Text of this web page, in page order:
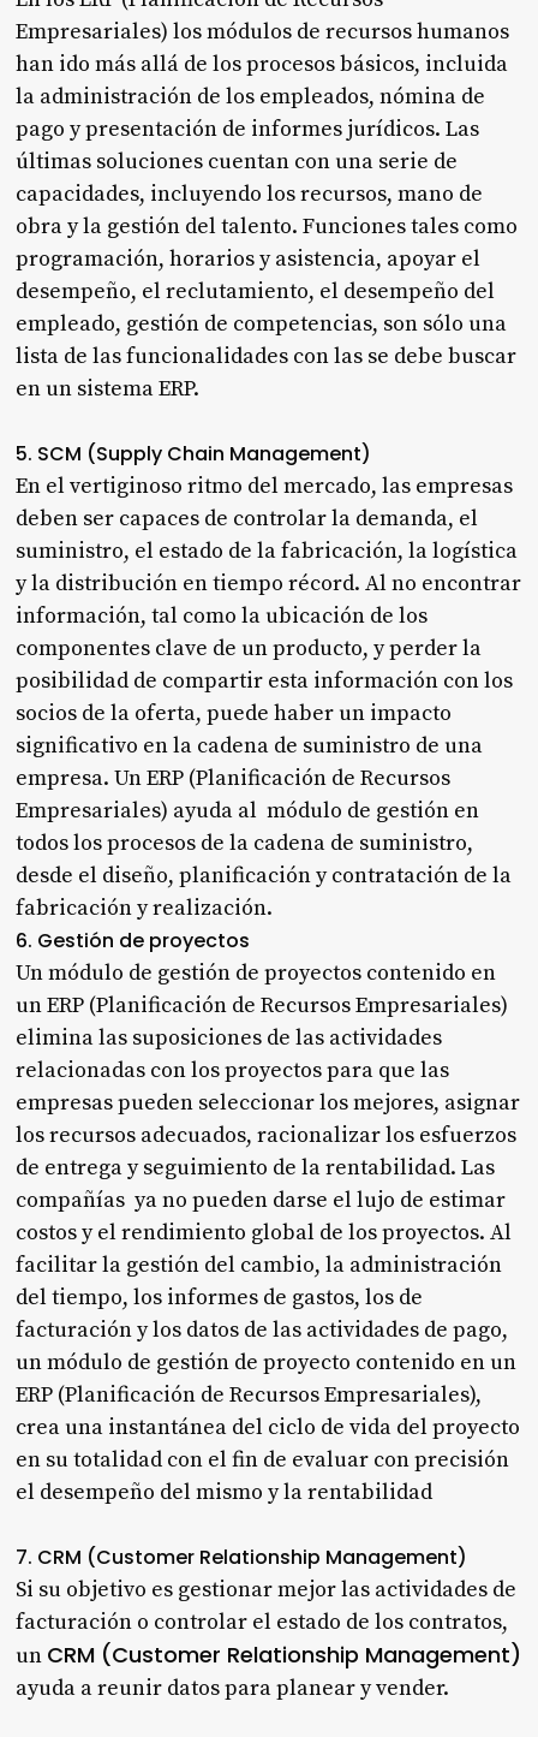
Empresariales) los módulos de recursos humanos
han ido más allá de los procesos básicos, incluida
la administración de los empleados, nómina de
pago y presentación de informes jurídicos. Las
últimas soluciones cuentan con una serie de
capacidades, incluyendo los recursos, mano de
obra y la gestión del talento. Funciones tales como
programación, horarios y asistencia, apoyar el
desempeño, el reclutamiento, el desempeño del
empleado, gestión de competencias, son sólo una
lista de las funcionalidades con las se debe buscar
en un sistema ERP.
5. SCM (Supply Chain Management)
En el vertiginoso ritmo del mercado, las empresas
deben ser capaces de controlar la demanda, el
suministro, el estado de la fabricación, la logística
y la distribución en tiempo récord. Al no encontrar
información, tal como la ubicación de los
componentes clave de un producto, y perder la
posibilidad de compartir esta información con los
socios de la oferta, puede haber un impacto
significativo en la cadena de suministro de una
empresa. Un ERP (Planificación de Recursos
Empresariales) ayuda al módulo de gestión en
todos los procesos de la cadena de suministro,
desde el diseño, planificación y contratación de la
fabricación y realización.
6. Gestión de proyectos
Un módulo de gestión de proyectos contenido en
un ERP (Planificación de Recursos Empresariales)
elimina las suposiciones de las actividades
relacionadas con los proyectos para que las
empresas pueden seleccionar los mejores, asignar
los recursos adecuados, racionalizar los esfuerzos
de entrega y seguimiento de la rentabilidad. Las
compañías ya no pueden darse el lujo de estimar
costos y el rendimiento global de los proyectos. Al
facilitar la gestión del cambio, la administración
del tiempo, los informes de gastos, los de
facturación y los datos de las actividades de pago,
un módulo de gestión de proyecto contenido en un
ERP (Planificación de Recursos Empresariales),
crea una instantánea del ciclo de vida del proyecto
en su totalidad con el fin de evaluar con precisión
el desempeño del mismo y la rentabilidad
7. CRM (Customer Relationship Management)
Si su objetivo es gestionar mejor las actividades de
facturación o controlar el estado de los contratos,
un CRM (Customer Relationship Management)
ayuda a reunir datos para planear y vender.